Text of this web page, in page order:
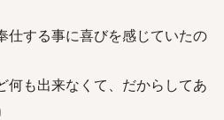
仕する事に喜びを感じていたの
何も出来なくて、だからしてあ